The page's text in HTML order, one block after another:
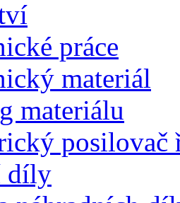
práce
materiál
materiálu
posilovač
díly